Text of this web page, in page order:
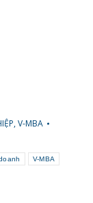
,V-MBA
V-MBA